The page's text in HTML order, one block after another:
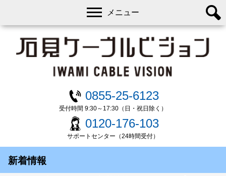
0855-25-6123
受付時間 9:30～17:30（日・祝日除く）
0120-176-103
サポートセンター（24時間受付）
メニュー
新着情報